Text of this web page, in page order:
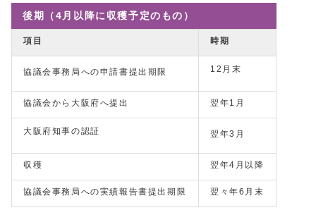
後期（4月以降に収穫予定のもの）
項目 時期
協議会事務局への申請書提出期限 12月末
協議会から大阪府へ提出 翌年1月
大阪府知事の認証 翌年3月
収穫 翌年4月以降
協議会事務局への実績報告書提出期限 翌々年6月末